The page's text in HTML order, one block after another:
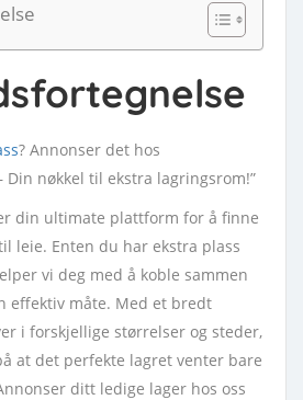
? Annonser det hos
Din nøkkel til ekstra lagringsrom!”
din ultimate plattform for å finne
leie. Enten du har ekstra plass
vi deg med å koble sammen
effektiv måte. Med et bredt
i forskjellige størrelser og steder,
at det perfekte lagret venter bare
ditt ledige lager hos oss